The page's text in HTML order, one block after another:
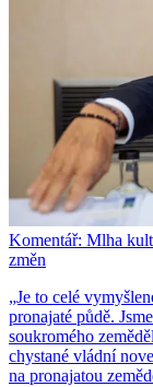
Komentář: Mlha
změn
„Je to celé
pronajaté půdě.
soukromého
chystané vládní
na pronajatou